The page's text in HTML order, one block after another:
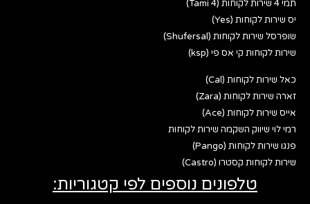
תמי 4 שירות לקוחות (Tami 4)
יס שירות לקוחות (Yes)
שופרסל שירות לקוחות (Shufersal)
שירות לקוחות קי אס פי (ksp)
כאל שירות לקוחות (Cal)
זארה שירות לקוחות (Zara)
אייס שירות לקוחות (Ace)
רמי לוי שיווק השקמה שירות לקוחות
פנגו שירות לקוחות (Pango)
שירות לקוחות קסטרו (Castro)
טלפונים נוספים לפי קטגוריות: